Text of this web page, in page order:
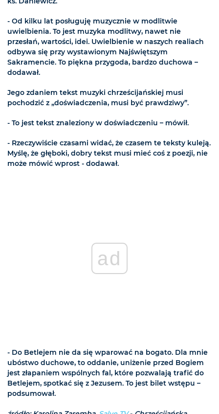
- Od kilku lat posługuję muzycznie w modlitwie
uwielbienia. To jest muzyka modlitwy, nawet nie
przesłań, wartości, idei. Uwielbienie w naszych realiach
odbywa się przy wystawionym Najświętszym
Sakramencie. To piękna przygoda, bardzo duchowa –
dodawał.
Jego zdaniem tekst muzyki chrześcijańskiej musi
pochodzić z „doświadczenia, musi być prawdziwy”.
- To jest tekst znaleziony w doświadczeniu – mówił.
- Rzeczywiście czasami widać, że czasem te teksty kuleją.
Myślę, że głęboki, dobry tekst musi mieć coś z poezji, nie
może mówić wprost - dodawał.
ad
- Do Betlejem nie da się wparować na bogato. Dla mnie
ubóstwo duchowe, to oddanie, uniżenie przed Bogiem
jest złapaniem wspólnych fal, które pozwalają trafić do
Betlejem, spotkać się z Jezusem. To jest bilet wstępu –
podsumował.